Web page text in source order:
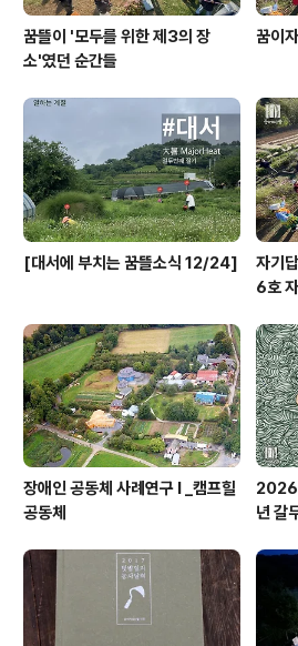
꿈뜰이 '모두를 위한 제3의 장
소'였던 순간들
꿈이
[대서에 부치는 꿈뜰소식 12/24]
자기
6호
장애인 공동체 사례연구 I _캠프힐
공동체
2026
년 갈